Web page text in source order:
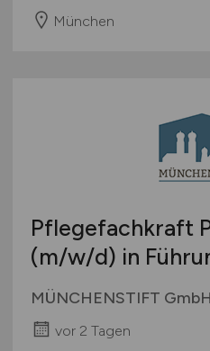
München
Pflegefachkraft
(m/w/d) in
MÜNCHENSTIFT GmbH
vor 2 Tagen